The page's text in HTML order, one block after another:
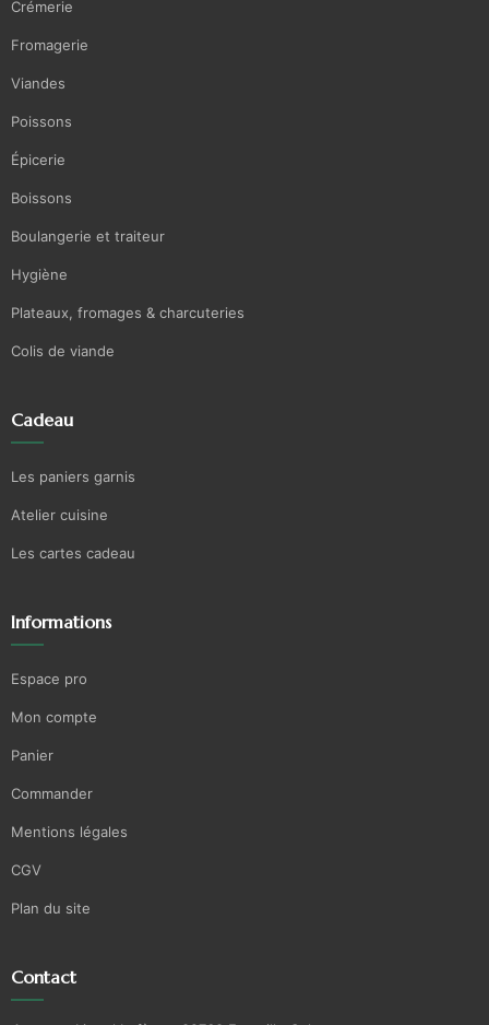
Crémerie
Fromagerie
Viandes
Poissons
Épicerie
Boissons
Boulangerie et traiteur
Hygiène
Plateaux, fromages & charcuteries
Colis de viande
Cadeau
Les paniers garnis
Atelier cuisine
Les cartes cadeau
Informations
Espace pro
Mon compte
Panier
Commander
Mentions légales
CGV
Plan du site
Contact